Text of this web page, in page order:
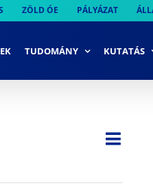
ZÖLD ÓE PÁLYÁZAT
TUDOMÁNY KUTATÁS
Nap